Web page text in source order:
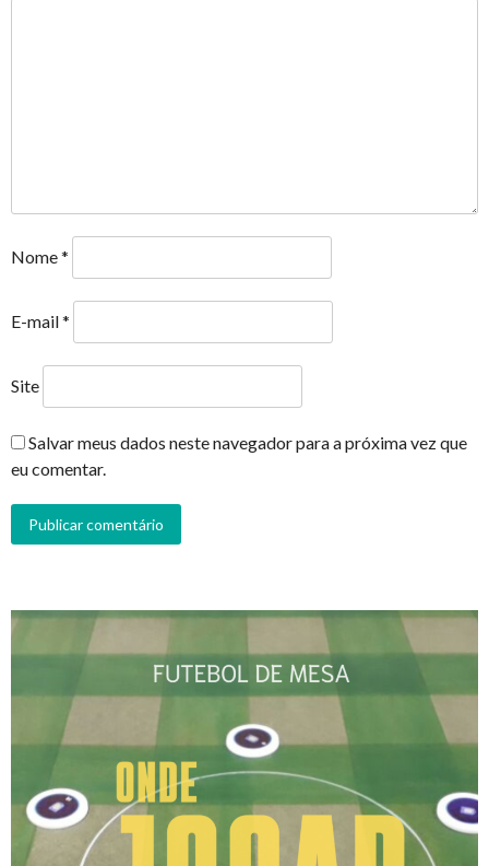
Nome*
E-mail*
Site
Salvar meus dados neste navegador para a próxima vez que
eu comentar.